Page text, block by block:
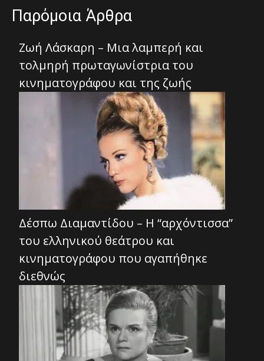
Παρόμοια Άρθρα
Ζωή Λάσκαρη – Μια λαμπερή και
τολμηρή πρωταγωνίστρια του
κινηματογράφου και της ζωής
Δέσπω Διαμαντίδου – Η “αρχόντισσα”
του ελληνικού θεάτρου και
κινηματογράφου που αγαπήθηκε
διεθνώς